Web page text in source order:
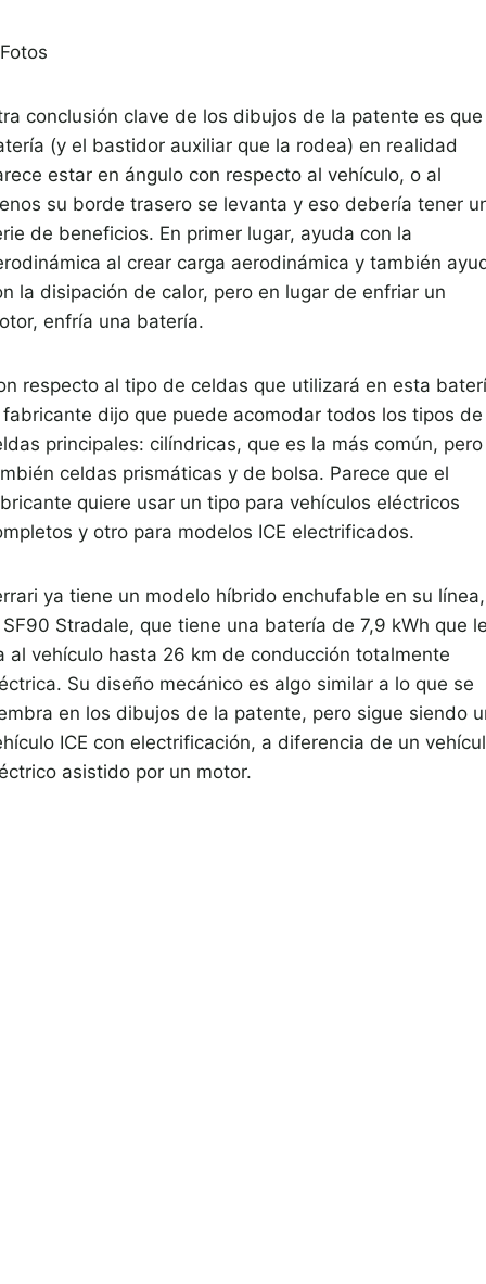
Fotos
conclusión clave de los dibujos de la patente es
(y el bastidor auxiliar que la rodea) en realidad
estar en ángulo con respecto al vehículo, o al
su borde trasero se levanta y eso debería tener
de beneficios. En primer lugar, ayuda con la
al crear carga aerodinámica y también
la disipación de calor, pero en lugar de enfriar un
enfría una batería.
respecto al tipo de celdas que utilizará en esta
dijo que puede acomodar todos los tipos de
principales: cilíndricas, que es la más común, pero
celdas prismáticas y de bolsa. Parece que el
quiere usar un tipo para vehículos eléctricos
y otro para modelos ICE electrificados.
ya tiene un modelo híbrido enchufable en su línea,
Stradale, que tiene una batería de 7,9 kWh que
al vehículo hasta 26 km de conducción totalmente
Su diseño mecánico es algo similar a lo que se
en los dibujos de la patente, pero sigue siendo
ICE con electrificación, a diferencia de un
asistido por un motor.